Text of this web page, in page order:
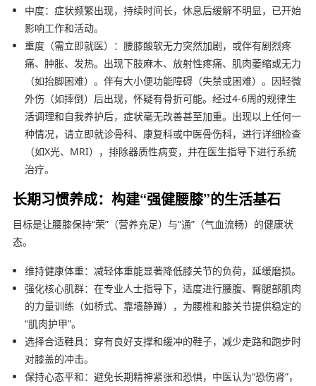
中度：症状频繁出现，持续时间长，休息后缓解不明显，已开始
影响工作和活动。
重度（需立即就医）：腰膝酸软无力突然加剧，或伴有剧烈疼
痛、肿胀、发热。出现下肢麻木、放射性疼痛、肌肉萎缩或无力
（如抬脚困难）。伴有大小便功能障碍（失禁或困难）。因轻微
外伤（如摔倒）后出现，怀疑有骨折可能。经过4-6周的规律生
活调理和自我养护后，症状毫无改善甚至加重。出现以上任何一
种情况，请立即就诊骨科、康复科或中医骨伤科，进行详细检查
（如X光、MRI），排除器质性病变，并在医生指导下进行系统
治疗。
长期习惯养成：构建“强健腰膝”的生活基石
目标是让腰膝保持“荣”（营养充足）与“通”（气血流畅）的健康状
态。
维持健康体重：减轻体重能显著降低膝关节的负荷，延缓磨损。
强化核心肌群：在专业人士指导下，适度进行腰腹、臀腿部肌肉
的力量训练（如桥式、靠墙静蹲），为腰椎和膝关节提供稳定的
“肌肉护甲”。
选择合适鞋具：穿有良好支撑和缓冲的鞋子，减少走路和跑步时
对膝盖的冲击。
保持心态平和：避免长期精神紧张和恐惧，中医认为“恐伤肾”，